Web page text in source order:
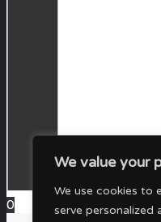
We value your
We use cookies to
serve personalized
0